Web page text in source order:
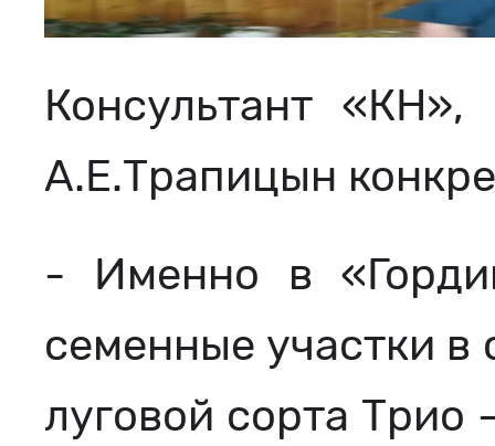
Консультант
А.Е.Трапицын
- Именно в
семенные участки
луговой сорта